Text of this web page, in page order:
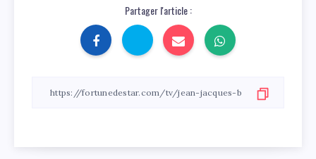
Partager l'article :